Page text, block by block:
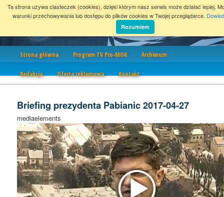
Strona główna Program TV Pro-MOK Archiwum
Redakcja Oferta reklamowa Kontakt
Briefing prezydenta Pabianic 2017-04-27
mediaelements
Ta strona używa ciasteczek (cookies), dzięki którym nasz serwis może działać lepiej.
warunki przechowywania lub dostępu do plików cookies w Twojej przeglądarce.
Rozumiem